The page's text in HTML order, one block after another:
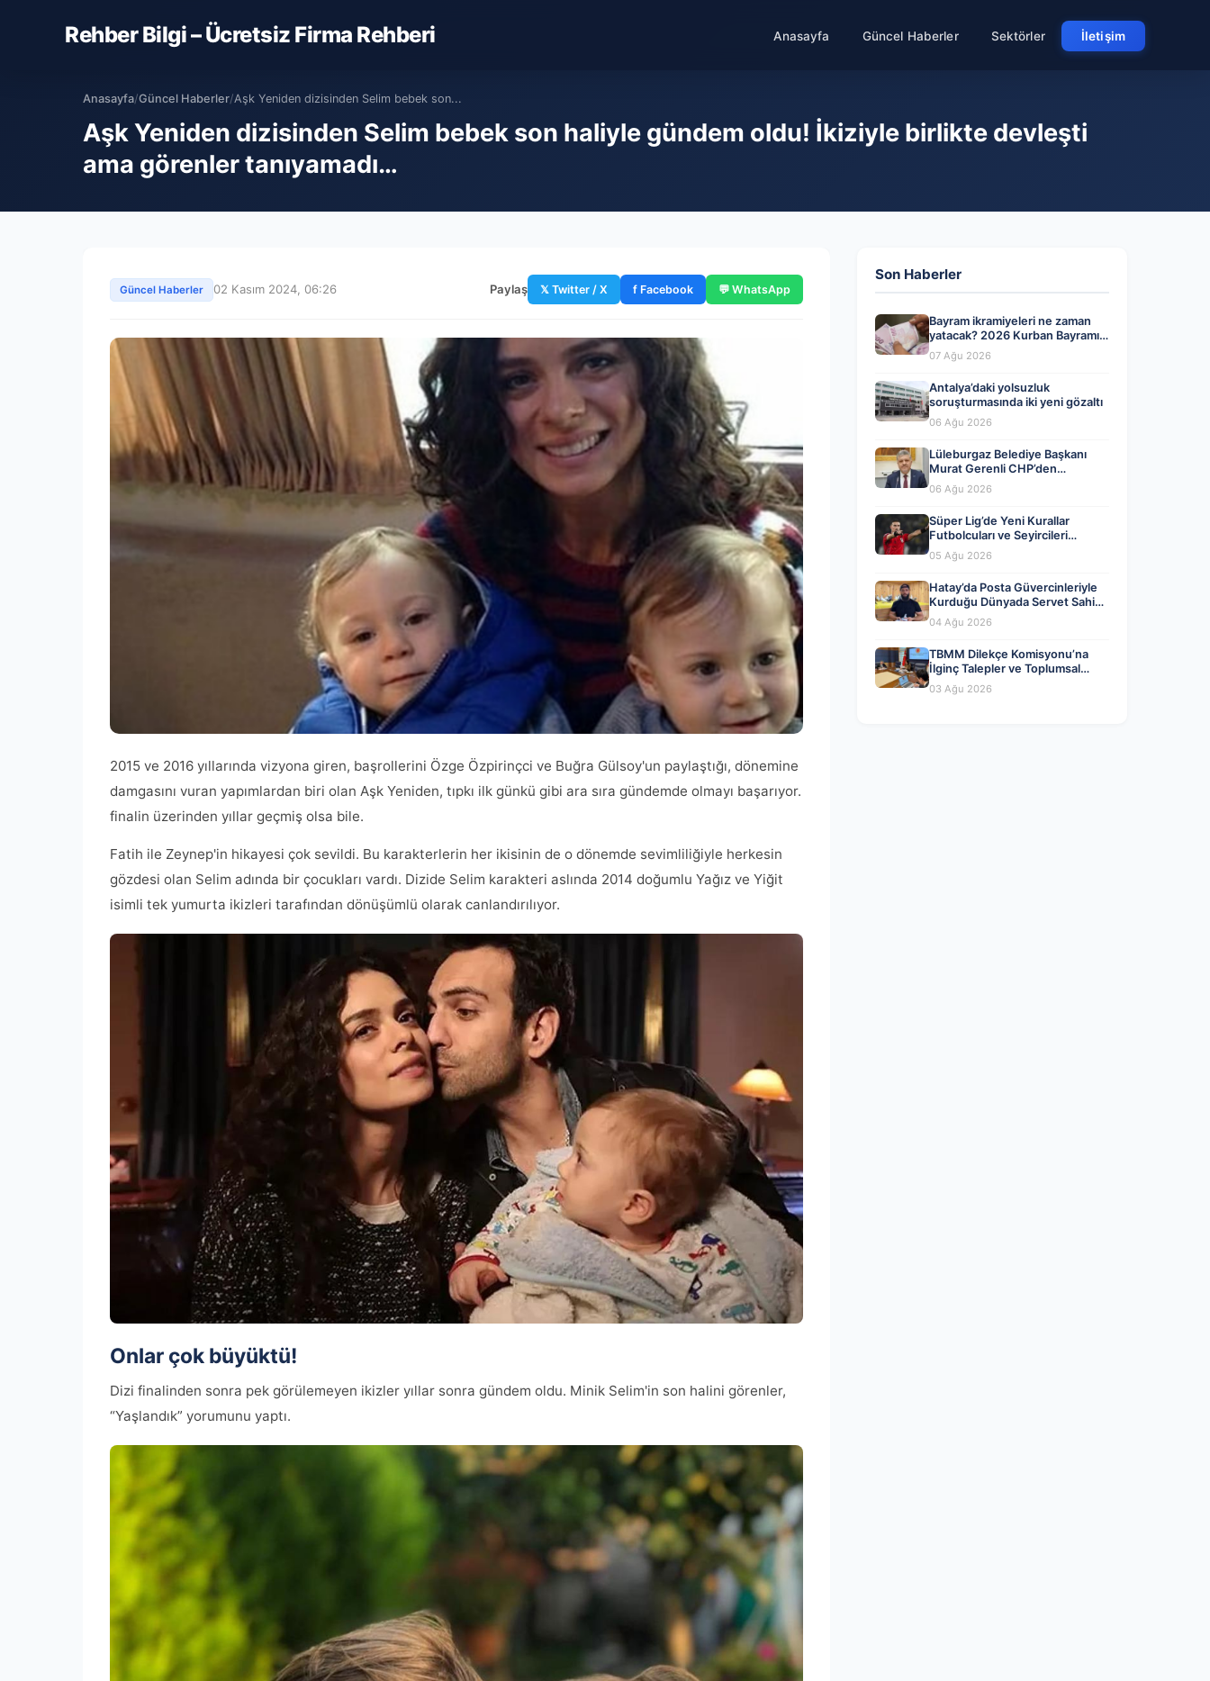
Rehber Bilgi – Ücretsiz Firma Rehberi Anasayfa Güncel Haberler Sektörler İletişim
Anasayfa/Güncel Haberler/Aşk Yeniden dizisinden Selim bebek son...
Aşk Yeniden dizisinden Selim bebek son haliyle gündem oldu! İkiziyle birlikte devleşti
ama görenler tanıyamadı…
Güncel Haberler 02 Kasım 2024, 06:26 Paylaş 𝕏 Twitter / X f Facebook 💬 WhatsApp
2015 ve 2016 yıllarında vizyona giren, başrollerini Özge Özpirinçci ve Buğra Gülsoy'un paylaştığı, dönemine
damgasını vuran yapımlardan biri olan Aşk Yeniden, tıpkı ilk günkü gibi ara sıra gündemde olmayı başarıyor.
finalin üzerinden yıllar geçmiş olsa bile.
Fatih ile Zeynep'in hikayesi çok sevildi. Bu karakterlerin her ikisinin de o dönemde sevimliliğiyle herkesin
gözdesi olan Selim adında bir çocukları vardı. Dizide Selim karakteri aslında 2014 doğumlu Yağız ve Yiğit
isimli tek yumurta ikizleri tarafından dönüşümlü olarak canlandırılıyor.
Onlar çok büyüktü!
Dizi finalinden sonra pek görülemeyen ikizler yıllar sonra gündem oldu. Minik Selim'in son halini görenler,
“Yaşlandık” yorumunu yaptı.
Son Haberler
Bayram ikramiyeleri ne zaman
yatacak? 2026 Kurban Bayramı
emekli ikramiye ödemeleri
07 Ağu 2026
Antalya’daki yolsuzluk
soruşturmasında iki yeni gözaltı
06 Ağu 2026
Lüleburgaz Belediye Başkanı
Murat Gerenli CHP’den
Ayrıldığını Açıkladı
06 Ağu 2026
Süper Lig’de Yeni Kurallar
Futbolcuları ve Seyircileri
Heyecanlandırdı
05 Ağu 2026
Hatay’da Posta Güvercinleriyle
Kurduğu Dünyada Servet Sahibi
Oldu
04 Ağu 2026
TBMM Dilekçe Komisyonu’na
İlginç Talepler ve Toplumsal
Gündem
03 Ağu 2026